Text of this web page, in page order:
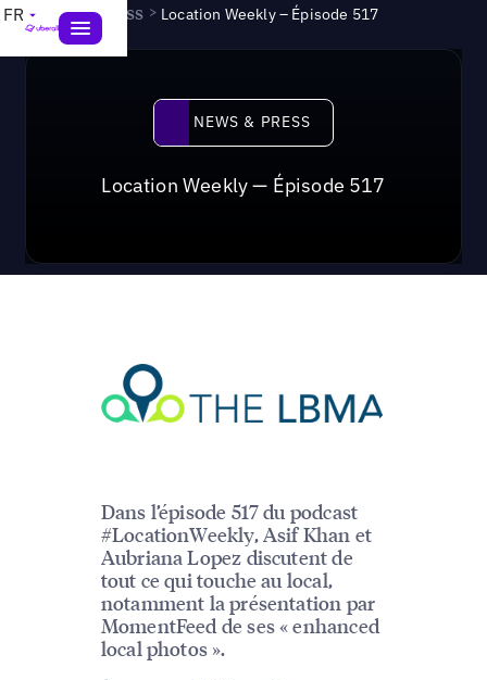
FR News & Press > Location Weekly – Épisode 517
News & Press
NEWS & PRESS
Location Weekly — Épisode 517
Dans l’épisode 517 du podcast
#LocationWeekly, Asif Khan et
Aubriana Lopez discutent de
tout ce qui touche au local,
notamment la présentation par
MomentFeed de ses « enhanced
local photos ».